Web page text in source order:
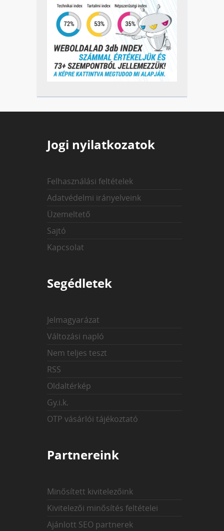
Jogi nyilatkozatok
Felhasználási feltételek
Adatvédelmi irányelveink
Üzemeltető
Sajtó
Kapcsolat
Segédletek
Jelmagyarázat
Változási napló
Nem teljes teszt
RSS
Oldaltérkép
Gy.i.k.
OTP vásárlói tájékoztató
Partnereink
Minősített kivitelezőink
Kivitelezői minősítés feltételei
Ajánlott SEO partnerek